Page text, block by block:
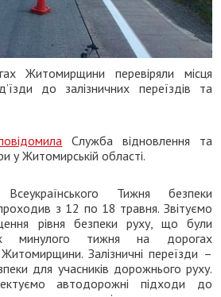
Житомирщини перевіряли місця
до залізничних переїздів та
Служба відновлення та
у Житомирській області.
Тижня безпеки
з 12 по 18 травня. Звітуємо
рівня безпеки руху, що були
минулого тижня на дорогах
Залізничні переїзди –
для учасників дорожнього руху.
автодорожні підходи до